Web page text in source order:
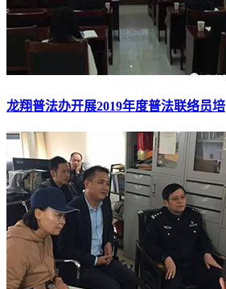
龙翔普法办开展2019年度普法联络员培